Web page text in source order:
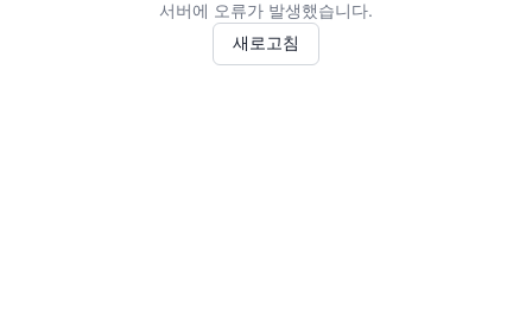
서버에 오류가 발생했습니다.
새로고침